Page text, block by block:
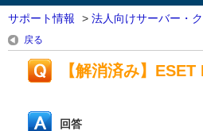
サポート情報 > 法人向けサーバー・
戻る
【解消済み】
回答